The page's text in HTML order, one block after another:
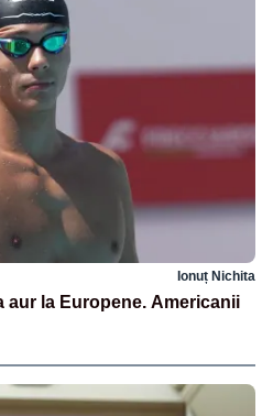
Ionuț Nichita
aur la Europene. Americanii